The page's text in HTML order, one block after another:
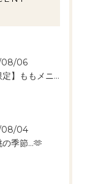
08/06
【期間限定】ももメニュー🍑スタートしました✨️
08/04
の季節…🫶